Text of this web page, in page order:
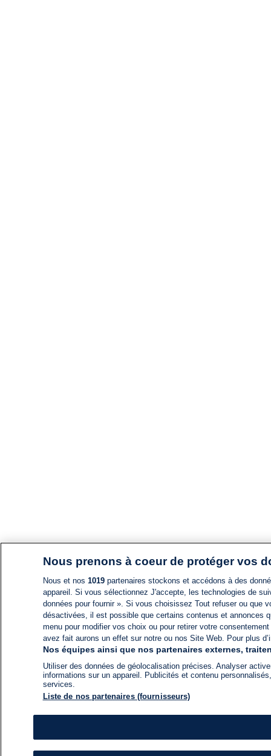
Nous prenons à coeur de protéger vos
Nous et nos 1019partenaires stockons et accédons à des
appareil. Si vous sélectionnez J'accepte, les technologies de
données pour fournir ». Si vous choisissez Tout refuser ou
désactivées, il est possible que certains contenus et annonces
menu pour modifier vos choix ou pour retirer votre
avez fait aurons un effet sur notre ou nos Site Web. Pour plus
Nos équipes ainsi que nos partenaires externes,
Utiliser des données de géolocalisation précises. Analyser
informations sur un appareil. Publicités et contenu
services.
Liste de nos partenaires (fournisseurs)